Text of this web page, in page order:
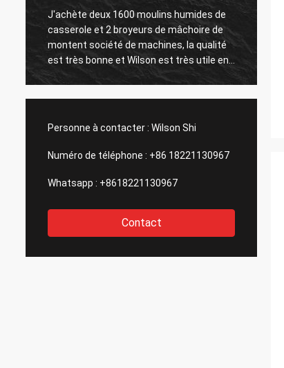
Montent la société m'a fourni le bon
service après-vente après l'achat de leur
installation de préparation de minerai d'or,
celle est importante pour moi,
considérera acheter la deuxième usine
Personne à contacter : Wilson Shi
Numéro de téléphone : +86 18221130967
Whatsapp : +8618221130967
Contact